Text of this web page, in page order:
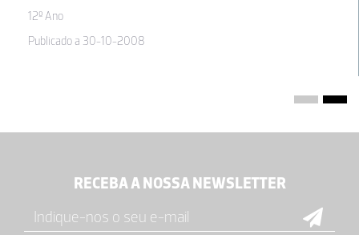
12º Ano
Publicado a 30-10-2008
RECEBA A NOSSA NEWSLETTER